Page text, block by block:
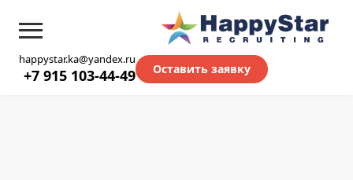
happystar.ka@yandex.ru
+7 915 103-44-49 Оставить заявку